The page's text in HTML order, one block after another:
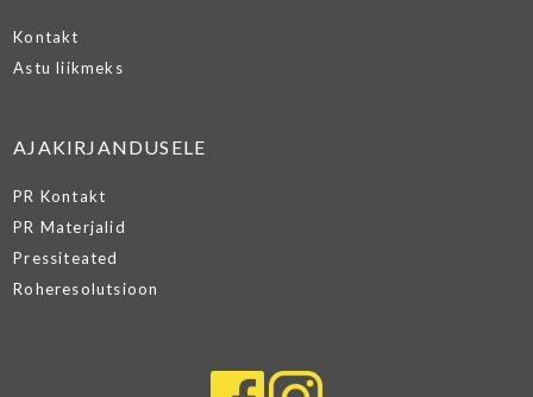
Kontakt
Astu liikmeks
AJAKIRJANDUSELE
PR Kontakt
PR Materjalid
Pressiteated
Roheresolutsioon